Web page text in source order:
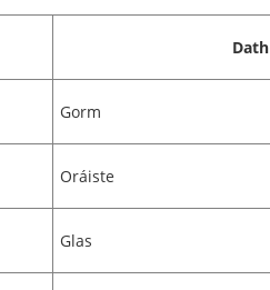
Dath
Gorm
Oráiste
Glas